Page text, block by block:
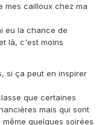
mes cailloux chez ma
eu la chance de
là, c'est moins
si ça peut en inspirer
que certaines
mais qui sont
quelques soirées